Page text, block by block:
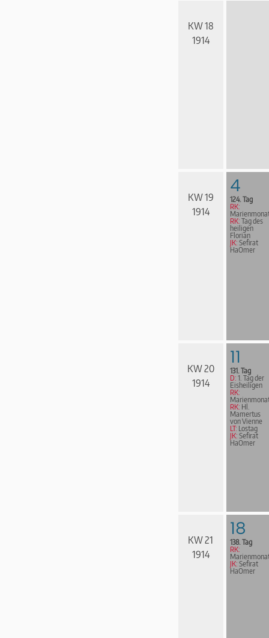
KW 18
1914
KW 19
1914
4
124. Tag
RK:
RK: Tag des
heiligen
Florian
JK: Sefirat
HaOmer
KW 20
1914
11
131. Tag
D: 1. Tag der
Eisheiligen
RK:
RK: Hl.
Mamertus
von Vienne
LT: Lostag
JK: Sefirat
HaOmer
KW 21
1914
18
138. Tag
RK:
JK: Sefirat
HaOmer